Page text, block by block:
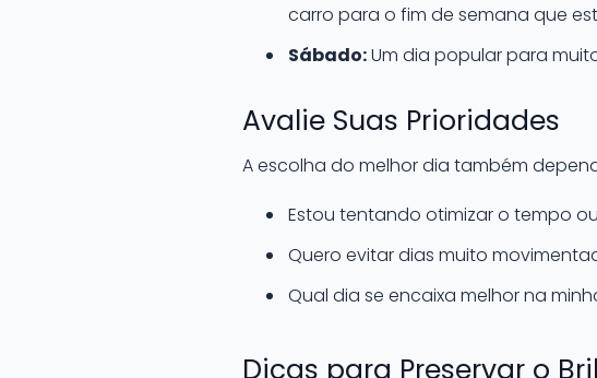
carro para o fim de semana que
Sábado:Um dia popular para
Avalie Suas Prioridades
A escolha do melhor dia também
Estou tentando otimizar o tempo
Quero evitar dias muito
Qual dia se encaixa melhor na
Dicas para Preservar o